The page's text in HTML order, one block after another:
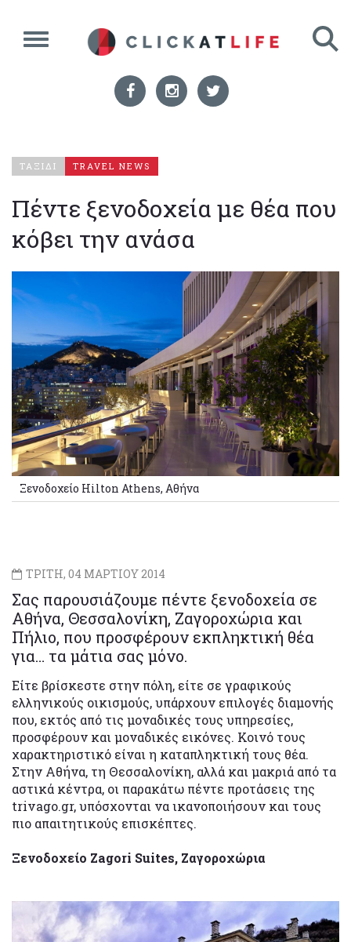
ΤΑΞΙΔΙ TRAVEL NEWS
Πέντε ξενοδοχεία με θέα που
κόβει την ανάσα
Ξενοδοχείο Hilton Athens, Αθήνα
ΤΡΙΤΗ, 04 ΜΑΡΤΙΟΥ 2014
Σας παρουσιάζουμε πέντε ξενοδοχεία σε
Αθήνα, Θεσσαλονίκη, Ζαγοροχώρια και
Πήλιο, που προσφέρουν εκπληκτική θέα
για… τα μάτια σας μόνο.
Είτε βρίσκεστε στην πόλη, είτε σε γραφικούς
ελληνικούς οικισμούς, υπάρχουν επιλογές διαμονής
που, εκτός από τις μοναδικές τους υπηρεσίες,
προσφέρουν και μοναδικές εικόνες. Κοινό τους
χαρακτηριστικό είναι η καταπληκτική τους θέα.
Στην Αθήνα, τη Θεσσαλονίκη, αλλά και μακριά από τα
αστικά κέντρα, οι παρακάτω πέντε προτάσεις της
trivago.gr, υπόσχονται να ικανοποιήσουν και τους
πιο απαιτητικούς επισκέπτες.
Ξενοδοχείο Zagori Suites, Ζαγοροχώρια